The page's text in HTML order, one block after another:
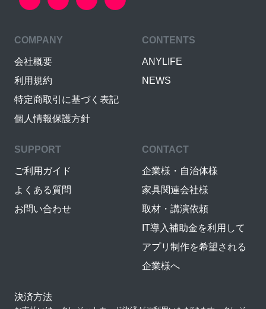
COMPANY
会社概要
利用規約
特定商取引に基づく表記
個人情報保護方針
CONTENTS
ANYLIFE
NEWS
SUPPORT
ご利用ガイド
よくある質問
お問い合わせ
CONTACT
企業様・自治体様
家具関連会社様
取材・講演依頼
IT導入補助金を利用して
アプリ制作を希望される
企業様へ
決済方法